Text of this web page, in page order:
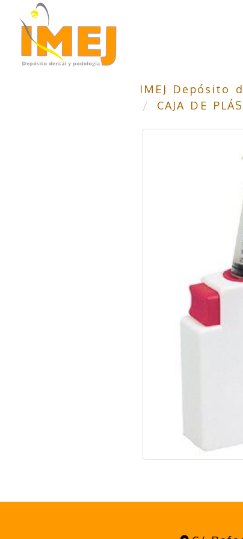
IMEJ Depósito
CAJA DE